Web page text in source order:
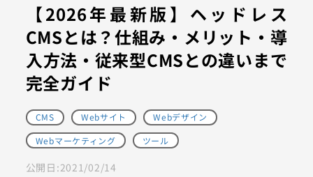
【2026年最新版】ヘッドレス
CMSとは？仕組み・メリット・導
入方法・従来型CMSとの違いまで
完全ガイド
CMS Webサイト
Webデザイン
Webマーケティング
ツール
公開日:2021/02/14